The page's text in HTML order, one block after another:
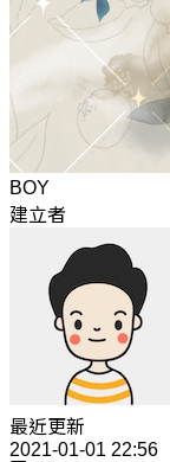
BOY
建立者
最近更新
2021-01-01 22:56